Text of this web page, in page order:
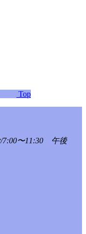
Top
/7:00〜11:30 午後